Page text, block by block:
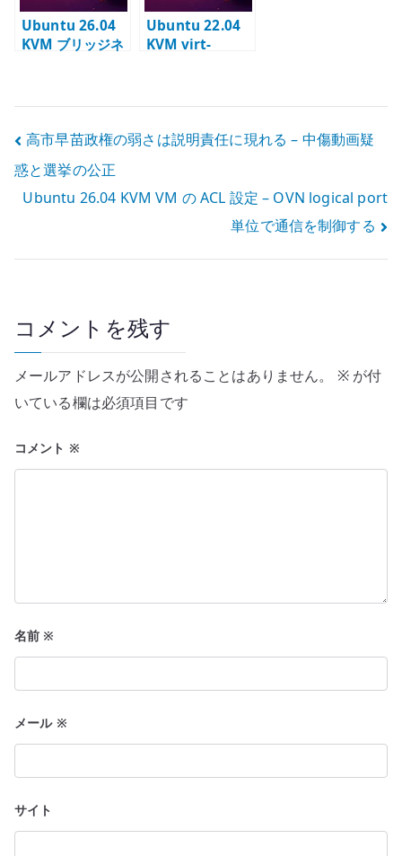
Ubuntu 26.04
KVM ブリッジネ
OVN で VM を接
Ubuntu 22.04
KVM virt-
成する
投
稿
ナ
ビ
ー
シ
ョ
ン
高市早苗政権の弱さは説明責任に現れる – 中傷動画疑
惑と選挙の公正
Ubuntu 26.04 KVM VM の ACL 設定 – OVN logical port
単位で通信を制御する
コメントを残す
メールアドレスが公開されることはありません。 ※が付
いている欄は必須項目です
コメント ※
名前※
メール ※
サイト